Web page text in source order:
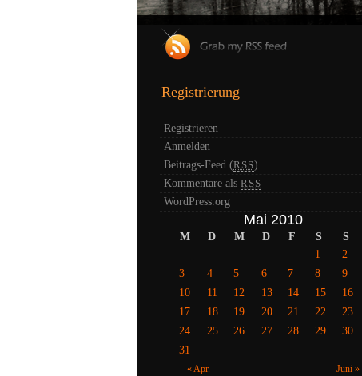
Registrierung
Registrieren
Anmelden
Beitrags-Feed (RSS)
Kommentare als RSS
WordPress.org
Mai 2010
M D M D F S S
« Apr. Juni »
1
2
3
4 5 6 7 8
9
10
11 12 13 14 15
16
17
18 19 20 21 22
23
24
25 26 27 28 29
30
31